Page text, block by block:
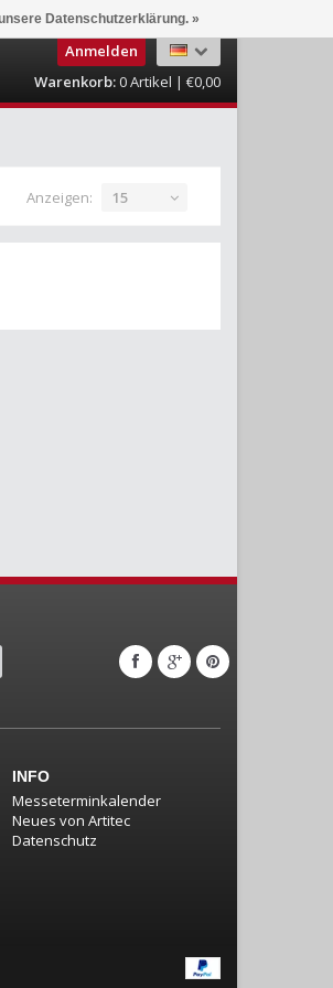
Anmelden
Warenkorb:0Artikel | €0,00
Anzeigen: 15
INFO
Messeterminkalender
Neues von Artitec
Datenschutz
Datenschutzerklärung. »